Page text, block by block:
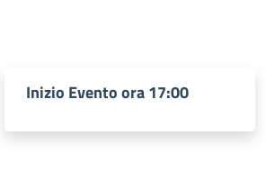
Inizio Evento ora 17:00